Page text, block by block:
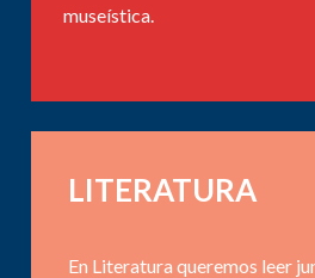
museística.
LITERATURA
En Literatura queremos leer